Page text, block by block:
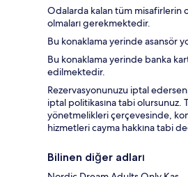
Odalarda kalan tüm misafirlerin
olmaları gerekmektedir.
Bu konaklama yerinde asansör
Bu konaklama yerinde banka
edilmektedir.
Rezervasyonunuzu iptal
iptal politikasına tabi olursunuz.
yönetmelikleri çerçevesinde,
hizmetleri cayma hakkına tabi
Bilinen diğer adları